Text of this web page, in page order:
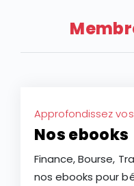
Approfondissez
Nos ebooks
Finance, Bourse,
nos ebooks pour